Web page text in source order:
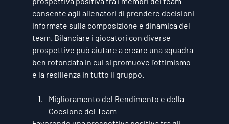
consente agli allenatori di prendere decisioni
informate sulla composizione e dinamica del
team. Bilanciare i giocatori con diverse
prospettive può aiutare a creare una squadra
ben rotondata in cui si promuove l'ottimismo
e la resilienza in tutto il gruppo.
Miglioramento del Rendimento e della
Coesione del Team